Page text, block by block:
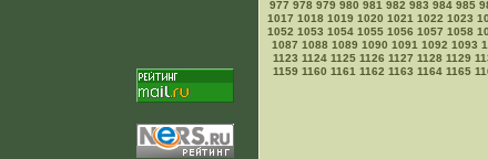
977 978 979 980 981 982 983 984 985
1017 1018 1019 1020 1021 1022 1023
1052 1053 1054 1055 1056 1057 1058
1087 1088 1089 1090 1091 1092 1093
1123 1124 1125 1126 1127 1128 1129
1159 1160 1161 1162 1163 1164 1165